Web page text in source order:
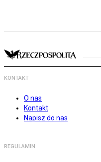
KONTAKT
O nas
Kontakt
Napisz do nas
REGULAMIN